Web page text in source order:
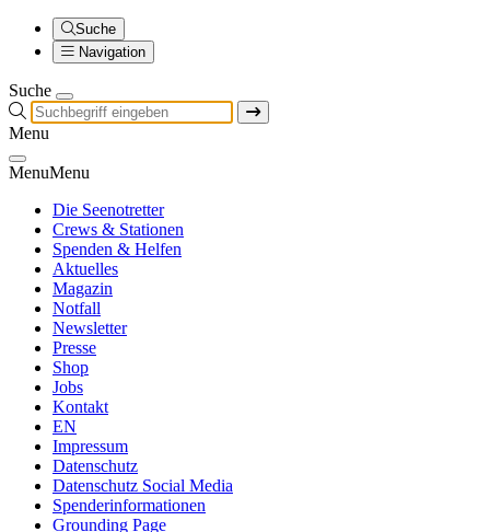
Suche
Navigation
Suche
Menu
MenuMenu
Die Seenotretter
Crews & Stationen
Spenden & Helfen
Aktuelles
Magazin
Notfall
Newsletter
Presse
Shop
Jobs
Kontakt
EN
Impressum
Datenschutz
Datenschutz Social Media
Spenderinformationen
Grounding Page